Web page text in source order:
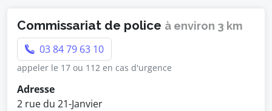
Commissariat de police à environ 3 km
03 84 79 63 10
appeler le 17 ou 112 en cas d'urgence
Adresse
2 rue du 21-Janvier